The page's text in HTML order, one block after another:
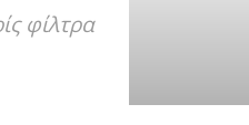
φίλτρα